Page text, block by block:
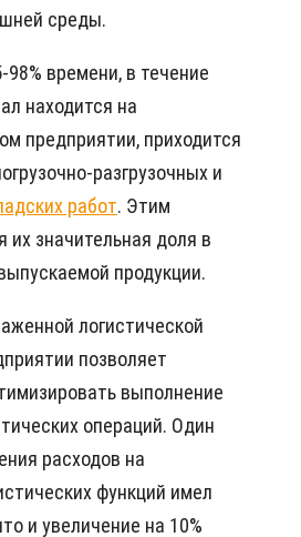
среды.
98% времени, в течение
находится на
предприятии, приходится
разгрузочных и
работ. Этим
их значительная доля в
продукции.
логистической
позволяет
выполнение
операций. Один
расходов на
функций имел
и увеличение на 10%